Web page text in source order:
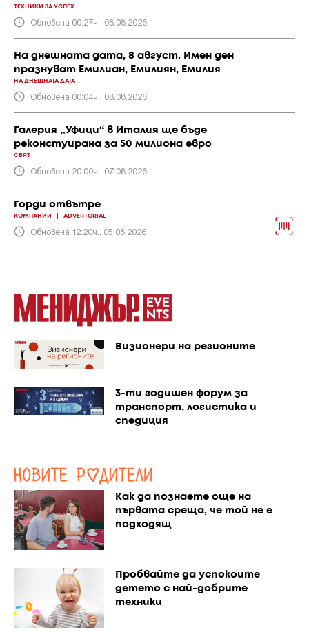
ТЕХНИКИ ЗА УСПЕХ
Обновена 00:27ч., 08.08.2026
На днешната дата, 8 август. Имен ден
празнуват Емилиан, Емилиян, Емилия
НА ДНЕШНАТА ДАТА
Обновена 00:04ч., 08.08.2026
Галерия „Уфици“ в Италия ще бъде
реконстуирана за 50 милиона евро
СВЯТ
Обновена 20:00ч., 07.08.2026
Горди отвътре
КОМПАНИИ ADVERTORIAL
Обновена 12:20ч., 05.08.2026
Визионери на регионите
3-ти годишен форум за
транспорт, логистика и
спедиция
Как да познаете още на
първата среща, че той не е
подходящ
Пробвайте да успокоите
детето с най-добрите
техники